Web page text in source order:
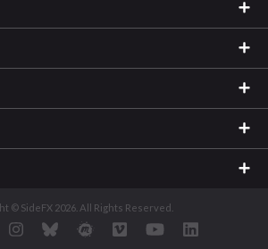
© SideFX 2026. All Rights Reserved.